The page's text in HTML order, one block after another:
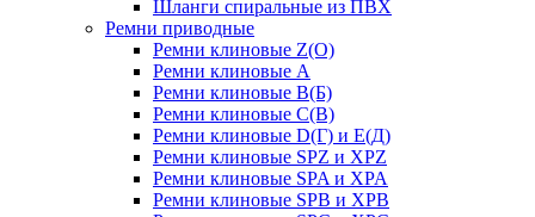
Шланги спиральные из ПВХ
Ремни приводные
Ремни клиновые Z(О)
Ремни клиновые А
Ремни клиновые В(Б)
Ремни клиновые С(В)
Ремни клиновые D(Г) и Е(Д)
Ремни клиновые SPZ и XPZ
Ремни клиновые SPA и XPA
Ремни клиновые SPB и XPB